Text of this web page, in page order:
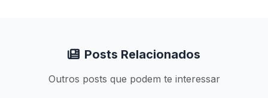
Posts Relacionados
Outros posts que podem te interessar